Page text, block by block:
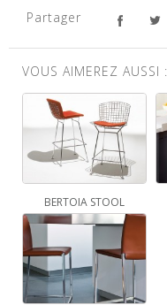
Partager
VOUS AIMEREZ AUSSI :
BERTOIA STOOL